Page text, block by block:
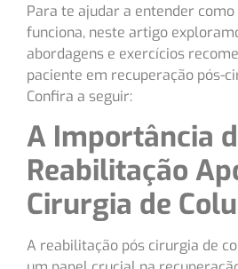
Para te ajudar a entender
funciona, neste artigo
abordagens e exercícios
paciente em recuperação pós-
Confira a seguir:
A Importância
Reabilitação
Cirurgia de
A reabilitação pós cirurgia de